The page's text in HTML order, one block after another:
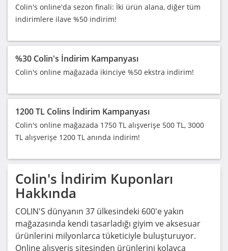
Colin's online'da sezon finali: İki ürün alana, diğer tüm
indirimlere ilave %50 indirim!
%30 Colin's İndirim Kampanyası
Colin's online mağazada ikinciye %50 ekstra indirim!
1200 TL Colins İndirim Kampanyası
Colin's online mağazada 1750 TL alışverişe 500 TL, 3000
TL alışverişe 1200 TL anında indirim!
Colin's İndirim Kuponları
Hakkında
COLIN'S dünyanın 37 ülkesindeki 600'e yakın
mağazasında kendi tasarladığı giyim ve aksesuar
ürünlerini milyonlarca tüketiciyle buluşturuyor.
Online alışveriş sitesinden ürünlerini kolayca